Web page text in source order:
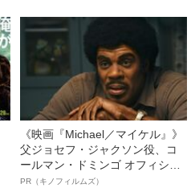
《映画『Michael／マイケル』》
父ジョセフ・ジャクソン役、コ
ールマン・ドミンゴ オフィシャ
ルインタビュー“観客を魅了した
PR（キノフィルムズ）